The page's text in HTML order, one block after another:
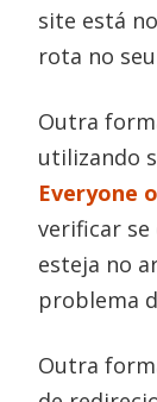
site está
rota no
Outra
utilizando
Everyone
verificar se
esteja no
problema
Outra